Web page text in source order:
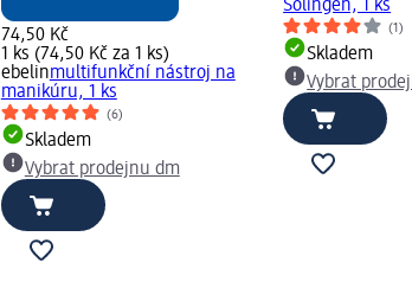
74,50 Kč
1 ks (74,50 Kč za 1 ks)
ebelinmultifunkční nástroj na
manikúru, 1 ks
(6)
Skladem
Vybrat prodejnu dm
Solingen, 1 ks
(1)
Skladem
Vybrat